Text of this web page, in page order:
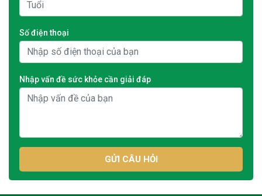
Số điện thoại
Nhập vấn đề sức khỏe cần giải đáp
GỬI CÂU HỎI